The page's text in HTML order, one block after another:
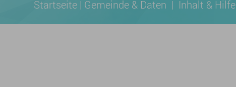
Startseite | Gemeinde & Daten | Inhalt & Hilfe